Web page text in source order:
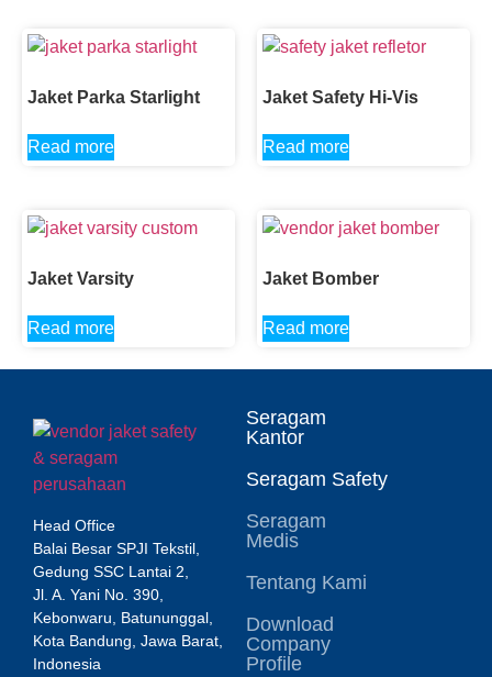
Jaket Parka Starlight
Read more
Jaket Safety Hi-Vis
Read more
Jaket Varsity
Read more
Jaket Bomber
Read more
Head Office
Balai Besar SPJI Tekstil,
Gedung SSC Lantai 2,
Jl. A. Yani No. 390,
Kebonwaru, Batununggal,
Kota Bandung, Jawa Barat,
Indonesia
Seragam
Kantor
Seragam Safety
Seragam
Medis
Tentang Kami
Download
Company
Profile